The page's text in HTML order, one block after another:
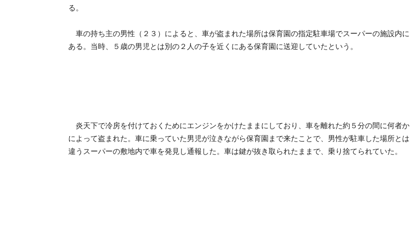
る。
車の持ち主の男性（２３）によると、車が盗まれた場所は保育園の指定駐車場でスーパーの施設内に
ある。当時、５歳の男児とは別の２人の子を近くにある保育園に送迎していたという。
炎天下で冷房を付けておくためにエンジンをかけたままにしており、車を離れた約５分の間に何者か
によって盗まれた。車に乗っていた男児が泣きながら保育園まで来たことで、男性が駐車した場所とは
違うスーパーの敷地内で車を発見し通報した。車は鍵が抜き取られたままで、乗り捨てられていた。